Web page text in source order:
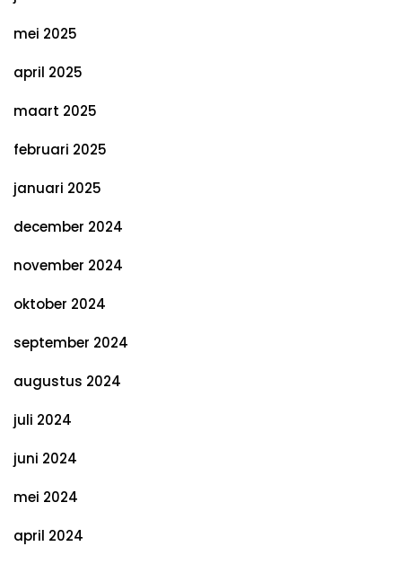
mei 2025
april 2025
maart 2025
februari 2025
januari 2025
december 2024
november 2024
oktober 2024
september 2024
augustus 2024
juli 2024
juni 2024
mei 2024
april 2024